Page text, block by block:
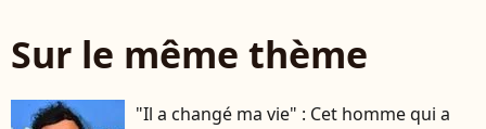
Sur le même thème
"Il a changé ma vie" : Cet homme qui a